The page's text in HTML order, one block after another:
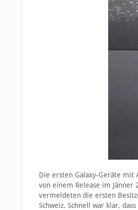
Die ersten Galaxy-Geräte mit
von einem Release im Jänner
vermeldeten die ersten
Schweiz. Schnell war klar,